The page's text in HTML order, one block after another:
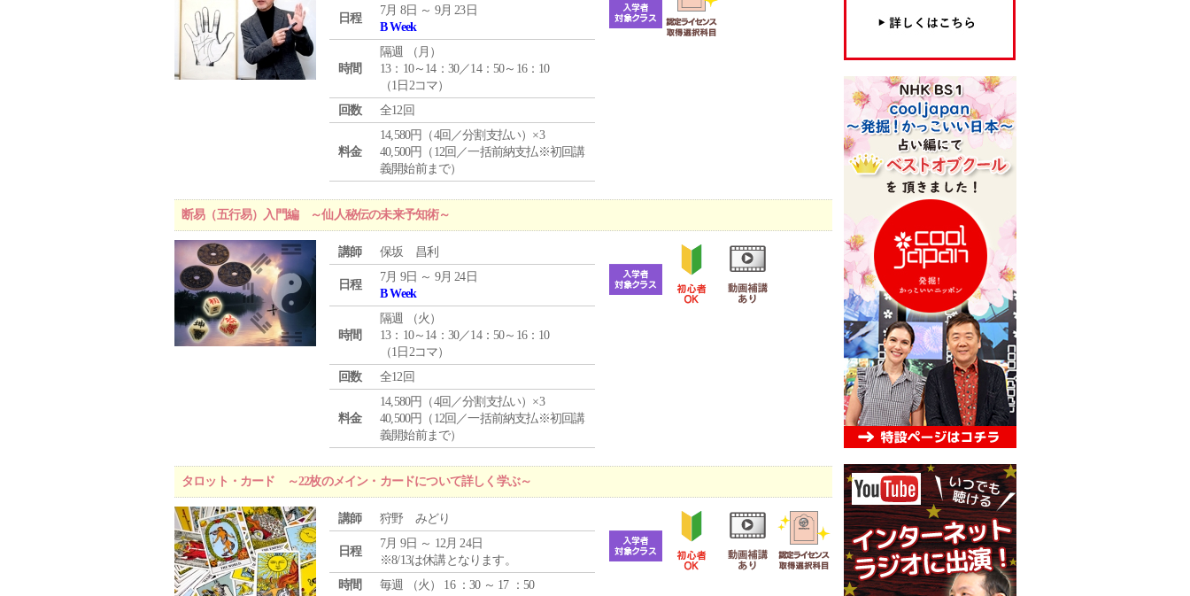
日程
7月 8日 ～ 9月 23日
B Week
時間
隔週 （ 月 ）
13：10～14：30／14：50～16：10
（1日2コマ）
回数
全12回
料金
14,580円（4回／分割支払い）×3
40,500円（12回／一括前納支払※初回講
義開始前まで）
断易（五行易）入門編 ～仙人秘伝の未来予知術～
講師 保坂 昌利
日程
7月 9日 ～ 9月 24日
B Week
時間
隔週 （火 ）
13：10～14：30／14：50～16：10
（1日2コマ）
回数
全12回
料金
14,580円（4回／分割支払い）×3
40,500円（12回／一括前納支払※初回講
義開始前まで）
タロット・カード ～22枚のメイン・カードについて詳しく学ぶ～
講師 狩野 みどり
日程
7月 9日 ～ 12月 24日
※8/13は休講となります。
時間
毎週 （火 ） 16 ：30 ～ 17 ：50